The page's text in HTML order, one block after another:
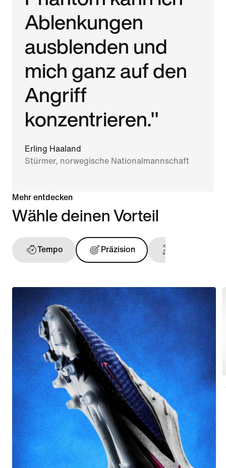
Ablenkungen
ausblenden und
mich ganz auf den
Angriff
konzentrieren."
Erling Haaland
Stürmer, norwegische Nationalmannschaft
Mehr entdecken
Wähle deinen Vorteil
Tempo Präzision